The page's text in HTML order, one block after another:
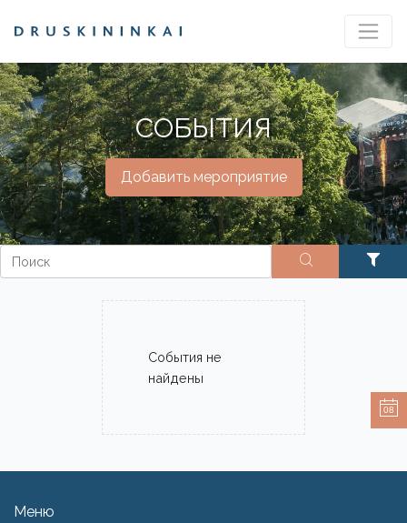
СОБЫТИЯ
Добавить мероприятие
События не
найдены
Меню
08